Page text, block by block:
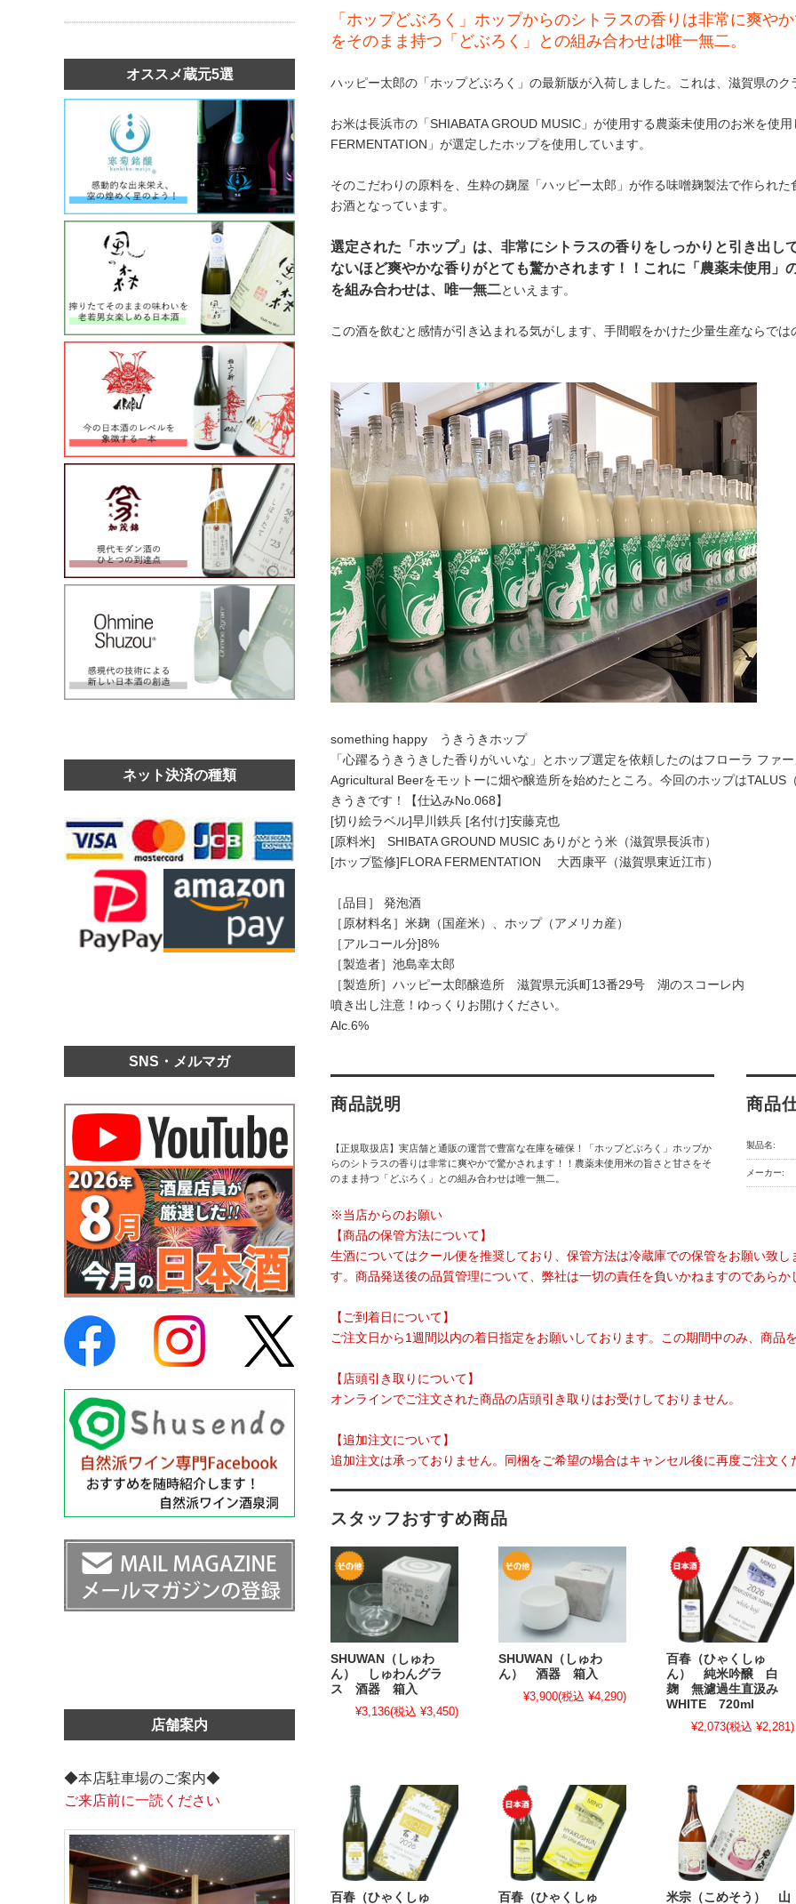
「ホップどぶろく」ホップからのシトラスの香りは非常に爽や
をそのまま持つ「どぶろく」との組み合わせは唯一無二。
ハッピー太郎の「ホップどぶろく」の最新版が入荷しました。これは、滋賀県のク
お米は長浜市の「SHIABATA GROUD MUSIC」が使用する農薬未使用のお米を使
FERMENTATION」が選定したホップを使用しています。
そのこだわりの原料を、生粋の麹屋「ハッピー太郎」が作る味噌麹製法で作られ
お酒となっています。
選定された「ホップ」は、非常にシトラスの香りをしっかりと引き出し
ないほど爽やかな香りがとても驚かされます！！これに「農薬未使用」
を組み合わせは、唯一無二といえます。
この酒を飲むと感情が引き込まれる気がします、手間暇をかけた少量生産ならでは
something happy うきうきホップ
「心躍るうきうきした香りがいいな」とホップ選定を依頼したのはフローラ ファ
Agricultural Beerをモットーに畑や醸造所を始めたところ。今回のホップはTALUS
きうきです！【仕込みNo.068】
[切り絵ラベル]早川鉄兵 [名付け]安藤克也
[原料米] SHIBATA GROUND MUSIC ありがとう米（滋賀県長浜市）
[ホップ監修]FLORA FERMENTATION 大西康平（滋賀県東近江市）
［品目］ 発泡酒
［原材料名］米麹（国産米）、ホップ（アメリカ産）
［アルコール分]8%
［製造者］池島幸太郎
［製造所］ハッピー太郎醸造所 滋賀県元浜町13番29号 湖のスコーレ内
噴き出し注意！ゆっくりお開けください。
Alc.6%
商品説明
【正規取扱店】実店舗と通販の運営で豊富な在庫を確保！「ホップどぶろく」ホップか
らのシトラスの香りは非常に爽やかで驚かされます！！農薬未使用米の旨さと甘さをそ
のまま持つ「どぶろく」との組み合わせは唯一無二。
商品
製品名:
メーカー:
※当店からのお願い
【商品の保管方法について】
生酒についてはクール便を推奨しており、保管方法は冷蔵庫での保管をお願い致
す。商品発送後の品質管理について、弊社は一切の責任を負いかねますのであらか
【ご到着日について】
ご注文日から1週間以内の着日指定をお願いしております。この期間中のみ、商品
【店頭引き取りについて】
オンラインでご注文された商品の店頭引き取りはお受けしておりません。
【追加注文について】
追加注文は承っておりません。同梱をご希望の場合はキャンセル後に再度ご注文く
スタッフおすすめ商品
SHUWAN（しゅわ
ん） しゅわんグラ
ス 酒器 箱入
¥3,136(税込 ¥3,450)
SHUWAN（しゅわ
ん） 酒器 箱入
¥3,900(税込 ¥4,290)
百春（ひゃくしゅ
ん） 純米吟醸 白
麹 無濾過生直汲み
WHITE 720ml
¥2,073(税込 ¥2,281)
百春（ひゃくしゅ 百春（ひゃくしゅ 米宗（こめそう） 山
オススメ蔵元5選
ネット決済の種類
SNS・メルマガ
店舗案内
◆本店駐車場のご案内◆
ご来店前に一読ください